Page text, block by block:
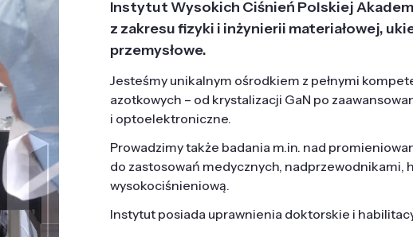
Instytut Wysokich Ciśnień Polskiej
z zakresu fizyki i inżynierii materiałowej,
przemysłowe.
Jesteśmy unikalnym ośrodkiem z pełnymi
azotkowych – od krystalizacji GaN po
i optoelektroniczne.
Prowadzimy także badania m.in. nad
do zastosowań medycznych, nadprzewodnikami,
wysokociśnieniową.
Instytut posiada uprawnienia doktorskie i